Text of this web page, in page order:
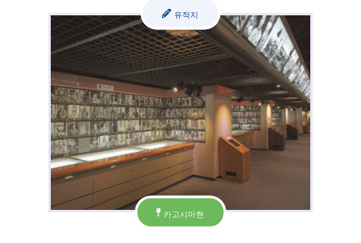
카고시마현
유적지